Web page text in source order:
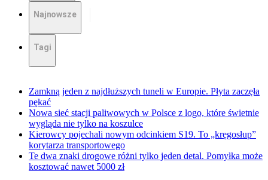
Najnowsze
Tagi
Zamkną jeden z najdłuższych tuneli w Europie. Płyta zaczęła
pękać
Nowa sieć stacji paliwowych w Polsce z logo, które świetnie
wygląda nie tylko na koszulce
Kierowcy pojechali nowym odcinkiem S19. To „kręgosłup”
korytarza transportowego
Te dwa znaki drogowe różni tylko jeden detal. Pomyłka może
kosztować nawet 5000 zł